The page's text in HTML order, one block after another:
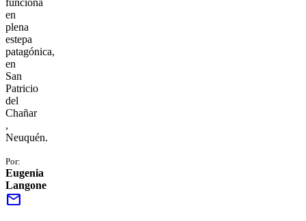
funciona
en
plena
estepa
patagónica,
en
San
Patricio
del
Chañar
,
Neuquén.
Por:
Eugenia
Langone
mail